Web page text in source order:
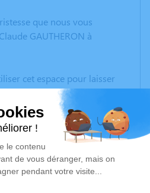
que nous vous
GAUTHERON à
cet espace pour laisser
des photos souvenirs, une
pensées à travers des
endroit est un lieu
la mémoire de Claude
d’arbre hommage est